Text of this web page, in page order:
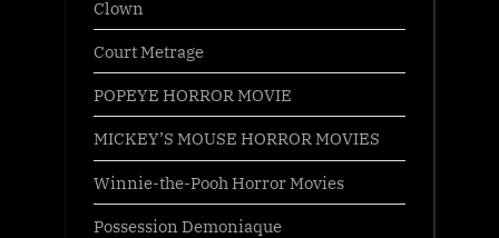
Clown
Court Metrage
POPEYE HORROR MOVIE
MICKEY’S MOUSE HORROR MOVIES
Winnie-the-Pooh Horror Movies
Possession Demoniaque